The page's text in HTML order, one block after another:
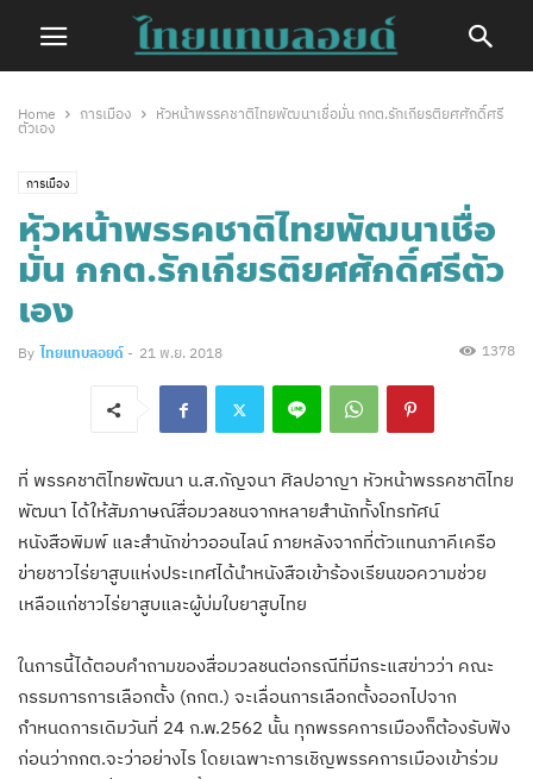
Home การเมือง
หัวหน้าพรรคชาติไทยพัฒนาเชื่อมั่น กกต.รักเกียรติยศศักดิ์ศรี
ตัวเอง
การเมือง
หัวหน้าพรรคชาติไทยพัฒนาเชื่อ
มั่น กกต.รักเกียรติยศศักดิ์ศรีตัว
เอง
By ไทยแทบลอยด์ - 21 พ.ย. 2018 1378
ที่​ พรรคชาติไทยพัฒนา น.ส.กัญจนา ศิลปอาญา หัวหน้าพรรคชาติไทย
พัฒนา ได้ให้สัมภาษณ์สื่อมวลชนจากหลายสำนักทั้งโทรทัศน์​
หนังสือพิมพ์ และสำนักข่าวออนไลน์​ ภายหลังจากที่ตัวแทนภาคีเครือ
ข่ายชาวไร่ยาสูบแห่งประเทศได้นำหนังสือเข้าร้องเรียนขอความช่วย
เหลือแก่ชาวไร่ยาสูบและผู้บ่มใบยาสูบไทย
ในการนี้ได้ตอบคำถามของสื่อมวลชนต่อกรณีที่ีมีกระแสข่าวว่า คณะ
กรรมการการเลือกตั้ง​ (กกต.) จะเลื่อนการเลือกตั้งออกไปจาก
กำหนดการเดิมวันที่ 24 ก.พ.2562 นั้น ทุกพรรคการเมืองก็ต้องรับฟัง
ก่อนว่ากกต.จะว่าอย่างไร โดยเฉพาะการเชิญพรรคการเมืองเข้าร่วม